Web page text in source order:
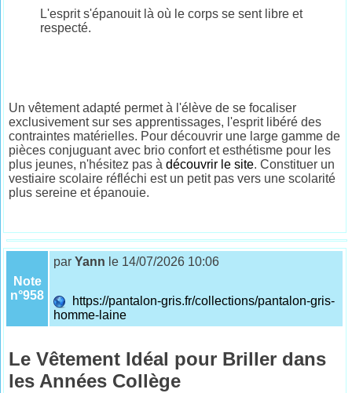
L'esprit s'épanouit là où le corps se sent libre et
respecté.
Un vêtement adapté permet à l'élève de se focaliser
exclusivement sur ses apprentissages, l'esprit libéré des
contraintes matérielles. Pour découvrir une large gamme de
pièces conjuguant avec brio confort et esthétisme pour les
plus jeunes, n'hésitez pas àdécouvrir le site. Constituer un
vestiaire scolaire réfléchi est un petit pas vers une scolarité
plus sereine et épanouie.
Note
n°958
parYann le 14/07/2026 10:06
https://pantalon-gris.fr/collections/pantalon-gris-
homme-laine
Le Vêtement Idéal pour Briller dans
les Années Collège